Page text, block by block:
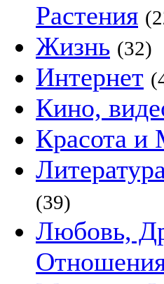
Растения
Жизнь (32)
Интернет
Кино,
Красота и
(39)
Любовь,